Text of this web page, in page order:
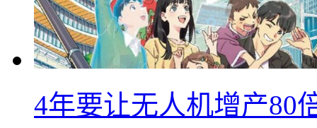
4年要让无人机增产80